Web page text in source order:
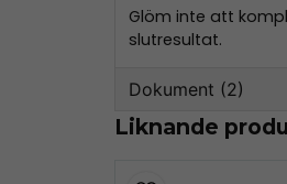
Glöm inte att
slutresultat.
Dokument (2)
Liknande